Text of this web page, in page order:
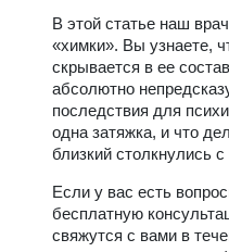
В этой статье наш
«химки». Вы узнаете,
скрывается в ее
абсолютно
последствия для
одна затяжка, и что
близкий столкнулись с
Если у вас есть
бесплатную
свяжутся с вами в